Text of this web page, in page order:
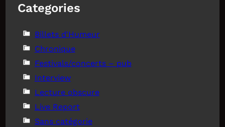
Categories
Billets d'Humeur
Chronique
Festivals/concerts – pub
Interview
Lecture obscure
Live Report
Sans catégorie